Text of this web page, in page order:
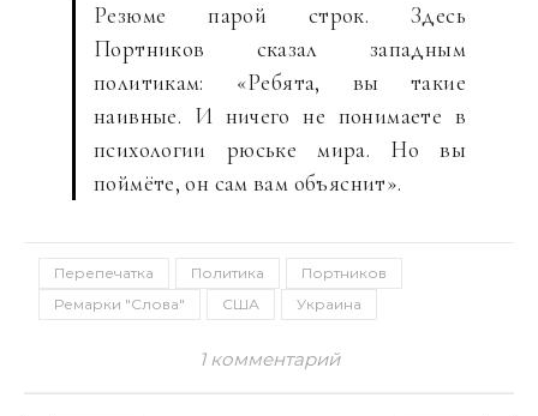
Резюме парой строк. Здесь
Портников сказал западным
политикам: «Ребята, вы такие
наивные. И ничего не понимаете в
психологии рюське мира. Но вы
поймёте, он сам вам объяснит».
Перепечатка Политика
Портников
Ремарки "Слова"
США Украина
1 комментарий